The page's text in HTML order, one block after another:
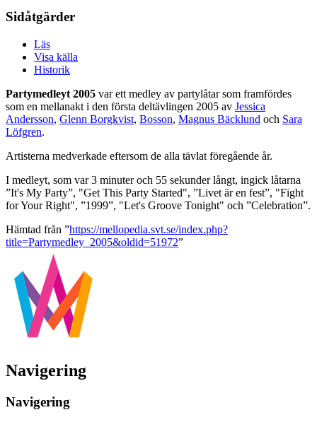
Sidåtgärder
Läs
Visa källa
Historik
Partymedleyt 2005 var ett medley av partylåtar som framfördes
som en mellanakt i den första deltävlingen 2005 av Jessica
Andersson, Glenn Borgkvist, Bosson, Magnus Bäcklund och Sara
Löfgren.
Artisterna medverkade eftersom de alla tävlat föregående år.
I medleyt, som var 3 minuter och 55 sekunder långt, ingick låtarna
”It's My Party”, "Get This Party Started", ”Livet är en fest”, "Fight
for Your Right", ”1999”, "Let's Groove Tonight" och ”Celebration”.
Hämtad från ”https://mellopedia.svt.se/index.php?
title=Partymedley_2005&oldid=51972”
Navigering
Navigering